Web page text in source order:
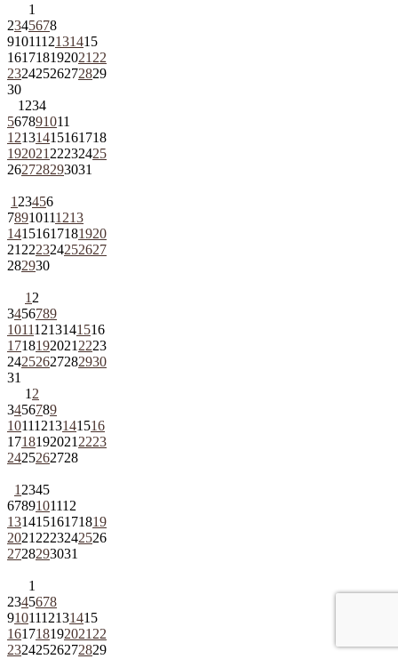
1
2345678
9101112131415
161718192021 22
23242526272829
30
1 234
567891011
12131415161718
192021 22232425
262728293031
1 23456
78910111213
14151617181920
21 222324252627
282930
1 2
3456789
10111213141516
1718192021 2223
24252627282930
31
1 2
3456789
10111213141516
1718192021 2223
2425262728
1 2345
6789101112
13141516171819
2021 2223242526
2728293031
1
2345678
9101112131415
161718192021 22
23242526272829